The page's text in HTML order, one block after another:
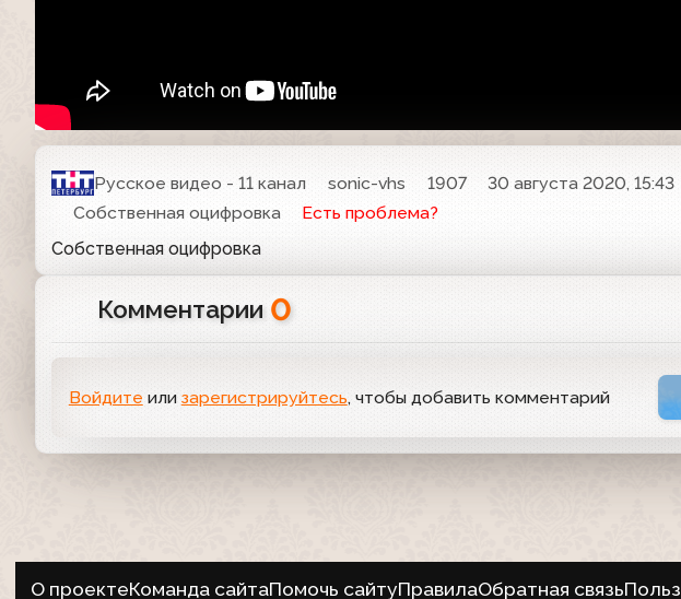
Русское видео - 11 канал sonic-vhs 1907
30 августа 2020, 15:43
Собственная оцифровка
Есть проблема?
Собственная оцифровка
Комментарии 0
Войдите или зарегистрируйтесь, чтобы добавить комментарий
О проектеКоманда сайтаПомочь сайтуПравилаОбратная связь